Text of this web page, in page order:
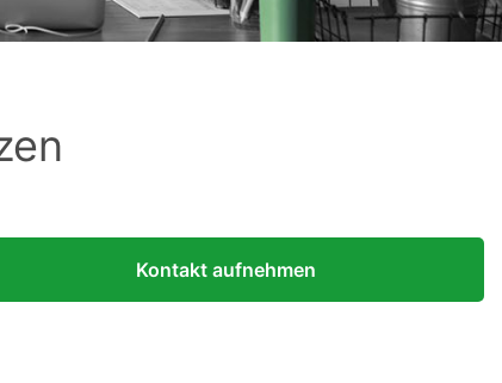
Kontakt aufnehmen